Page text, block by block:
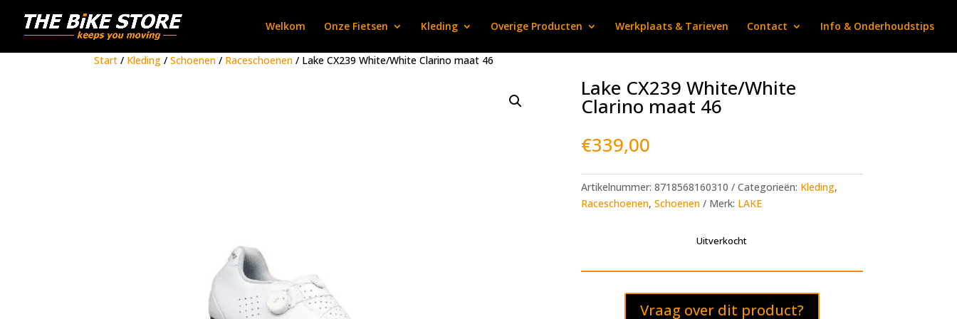
Welkom Onze Fietsen Kleding Overige Producten Werkplaats & Tarieven Contact Info & Onderhoudstips
Start/ Kleding/ Schoenen/ Raceschoenen/ Lake CX239 White/White Clarino maat 46
Lake CX239 White/White
Clarino maat 46
€339,00
Artikelnummer: 8718568160310 Categorieën: Kleding,
Raceschoenen, Schoenen Merk: LAKE
Uitverkocht
Vraag over dit product?